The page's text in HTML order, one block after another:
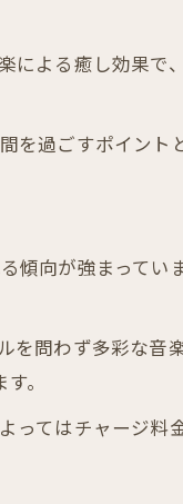
による癒し効果で
過ごすポイント
向が強まってい
を問わず多彩な音
。
てはチャージ料